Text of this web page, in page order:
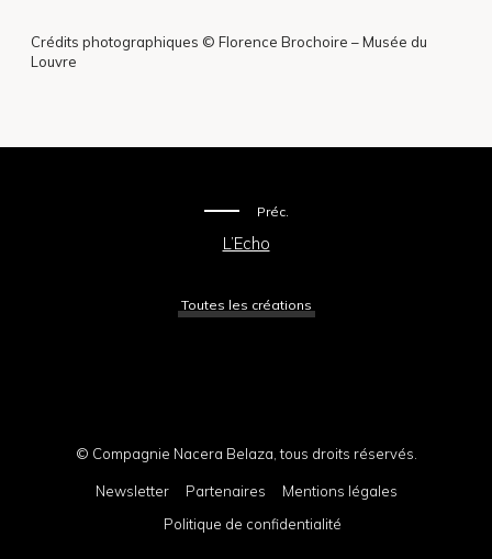
Crédits photographiques © Florence Brochoire – Musée du
Louvre
Préc.
L’Echo
Toutes les créations
© Compagnie Nacera Belaza, tous droits réservés.
Newsletter Partenaires
Mentions légales
Politique de confidentialité